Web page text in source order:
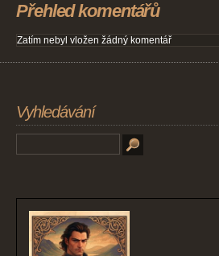
Přehled komentářů
Zatím nebyl vložen žádný komentář
Vyhledávání